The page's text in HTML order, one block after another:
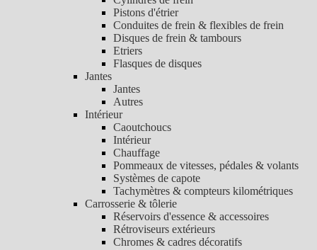
Pistons d'étrier
Conduites de frein & flexibles de frein
Disques de frein & tambours
Etriers
Flasques de disques
Jantes
Jantes
Autres
Intérieur
Caoutchoucs
Intérieur
Chauffage
Pommeaux de vitesses, pédales & volants
Systèmes de capote
Tachymètres & compteurs kilométriques
Carrosserie & tôlerie
Réservoirs d'essence & accessoires
Rétroviseurs extérieurs
Chromes & cadres décoratifs